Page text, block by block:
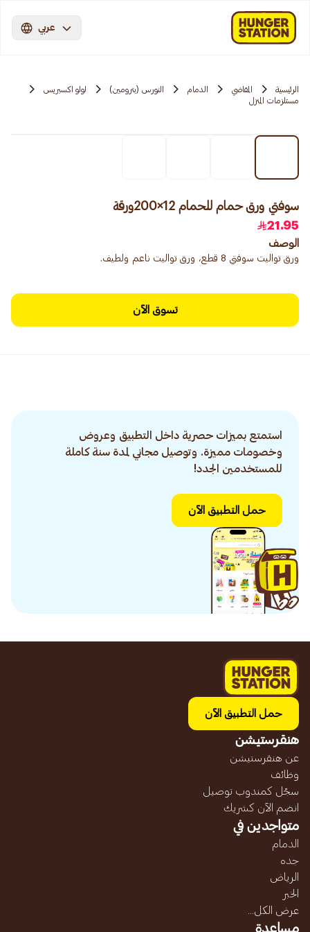
عربي
الرئيسية المقاضي الدمام النورس (بترومين)
لولو اكسبريس
مستلزمات المنزل
سوفتي ورق حمام للحمام 12×200ورقة
21.95
الوصف
ورق تواليت سوفتي 8 قطع، ورق تواليت ناعم ولطيف.
تسوق الآن
استمتع بميزات حصرية داخل التطبيق وعروض
وخصومات مميزة. وتوصيل مجاني لمدة سنة كاملة
للمستخدمين الجدد!
حمل التطبيق الآن
حمل التطبيق الآن
هنقرستيشن
عن هنقرستيشن
وظائف
سجّل كمندوب توصيل
انضم الآن كشريك
متواجدين في
الدمام
جده
الرياض
الخبر
عرض الكل...
مساعدة